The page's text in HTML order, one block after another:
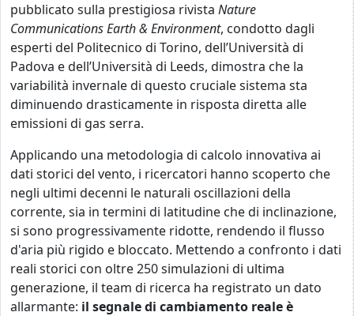
pubblicato sulla prestigiosa rivista Nature
Communications Earth & Environment, condotto dagli
esperti del Politecnico di Torino, dell’Università di
Padova e dell’Università di Leeds, dimostra che la
variabilità invernale di questo cruciale sistema sta
diminuendo drasticamente in risposta diretta alle
emissioni di gas serra.
Applicando una metodologia di calcolo innovativa ai
dati storici del vento, i ricercatori hanno scoperto che
negli ultimi decenni le naturali oscillazioni della
corrente, sia in termini di latitudine che di inclinazione,
si sono progressivamente ridotte, rendendo il flusso
d'aria più rigido e bloccato. Mettendo a confronto i dati
reali storici con oltre 250 simulazioni di ultima
generazione, il team di ricerca ha registrato un dato
allarmante: il segnale di cambiamento reale è